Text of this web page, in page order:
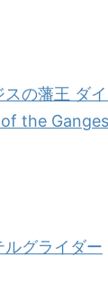
の藩王 ダ
the
グライダー